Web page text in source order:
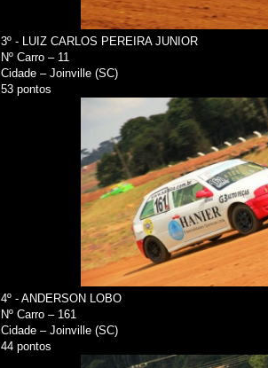
3º - LUIZ CARLOS PEREIRA JUNIOR
Nº Carro – 11
Cidade – Joinville (SC)
53 pontos
4º - ANDERSON LOBO
Nº Carro – 161
Cidade – Joinville (SC)
44 pontos